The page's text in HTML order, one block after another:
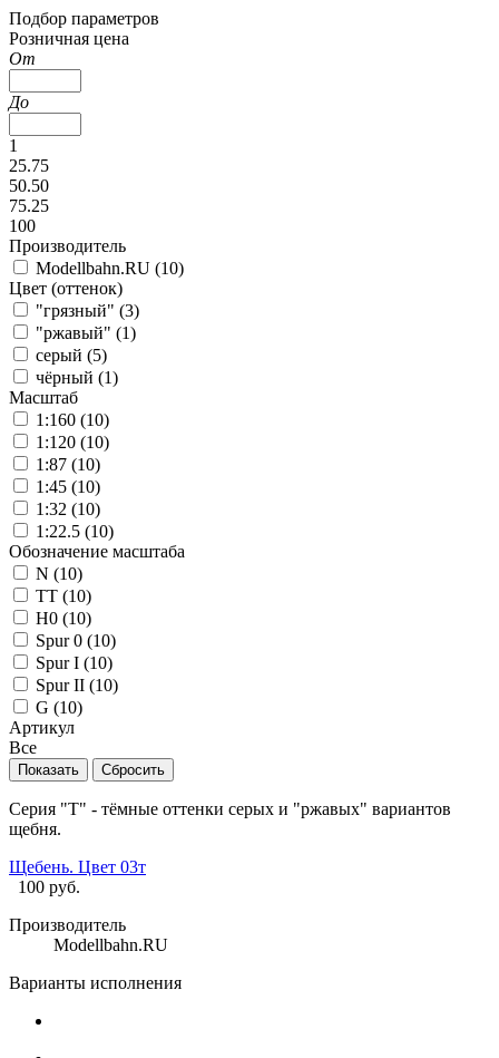
Подбор параметров
Розничная цена
От
До
1
25.75
50.50
75.25
100
Производитель
Modellbahn.RU (10)
Цвет (оттенок)
"грязный" (3)
"ржавый" (1)
серый (5)
чёрный (1)
Масштаб
1:160 (10)
1:120 (10)
1:87 (10)
1:45 (10)
1:32 (10)
1:22.5 (10)
Обозначение масштаба
N (10)
TT (10)
H0 (10)
Spur 0 (10)
Spur I (10)
Spur II (10)
G (10)
Артикул
Все
Серия "Т" - тёмные оттенки серых и "ржавых" вариантов
щебня.
Щебень. Цвет 03т
100 руб.
Производитель
Modellbahn.RU
Варианты исполнения